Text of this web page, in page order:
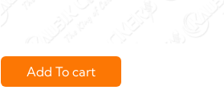
Add To cart